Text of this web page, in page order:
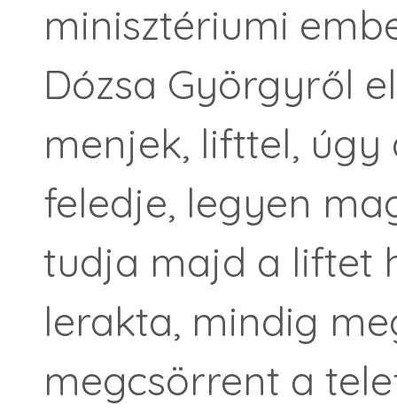
minisztériumi
Dózsa Györgyről
menjek, lifttel, úgy
feledje, legyen
tudja majd a liftet
lerakta, mindig
megcsörrent a